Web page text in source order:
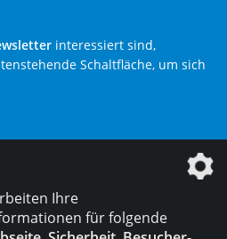
interessiert sind,
Schaltfläche, um sich
ist ein Unternehmen der
Ihre
für folgende